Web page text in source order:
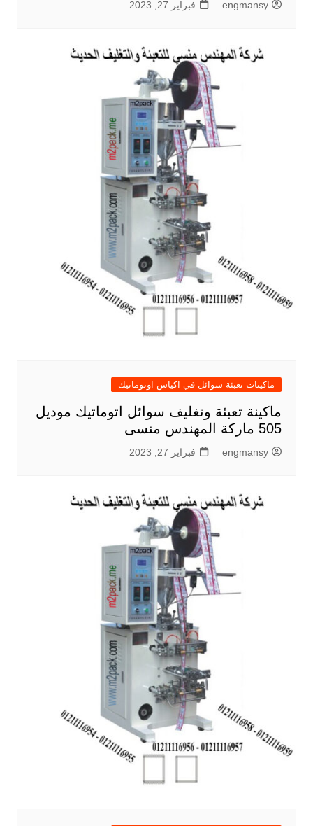
engmansy فبراير 27, 2023
ماكينات تعبئة سوائل في اكياس اوتوماتيك
ماكينة تعبئة وتغليف سوائل اتوماتيك موديل
505 ماركة المهندس منسى
engmansy فبراير 27, 2023